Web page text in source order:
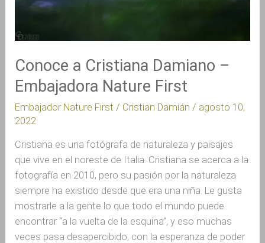
Conoce a Cristiana Damiano –
Embajadora Nature First
Embajador Nature First / Cristian Damián / agosto 10,
2022
Cristiana es una fotógrafa de naturaleza y paisajes
que vive en el noreste de Italia. Cristiana se acerca a la
fotografía en 2010, pero su pasión por la naturaleza
siempre ha existido desde que era una niña. Le gusta
mostrarle a la gente lo que todo el mundo puede
encontrar “a la vuelta de la esquina”, y eso muchas
veces pasa desapercibido, con la esperanza de poder